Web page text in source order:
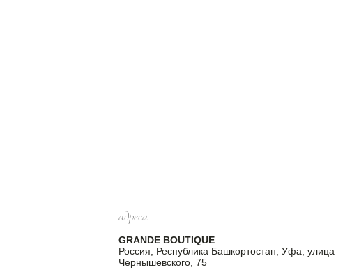
адреса
GRANDE BOUTIQUE
Россия, Республика Башкортостан, Уфа, улица
Чернышевского, 75